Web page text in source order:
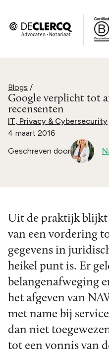
Blogs /
Google verplicht tot
recensenten
IT, Privacy & Cybersecurity
4 maart 2016
Geschreven door
Uit de praktijk
van een vordering
gegevens in
heikel punt is. Er
belangenafweging
het afgeven van
met name bij
dan niet
tot een vonnis van